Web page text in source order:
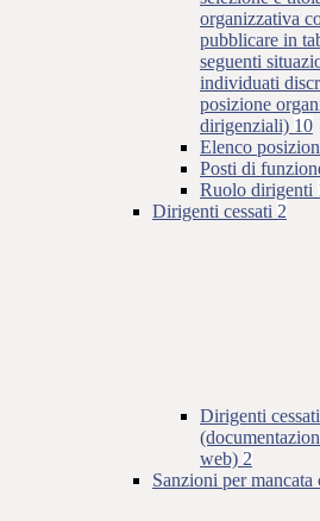
organizzativa
pubblicare in
seguenti
individuati
posizione
dirigenziali) 10
Elenco
Posti di
Ruolo dirigenti
Dirigenti cessati 2
Dirigenti
web) 2
Sanzioni per